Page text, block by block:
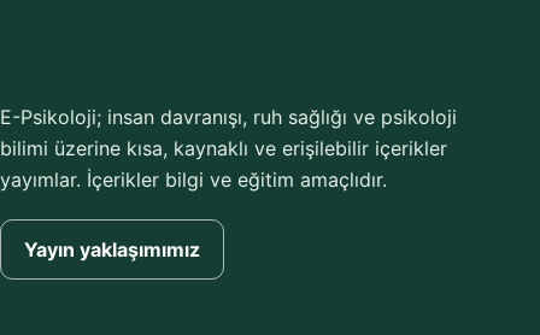
E-Psikoloji; insan davranışı, ruh sağlığı ve psikoloji
bilimi üzerine kısa, kaynaklı ve erişilebilir içerikler
yayımlar. İçerikler bilgi ve eğitim amaçlıdır.
Yayın yaklaşımımız